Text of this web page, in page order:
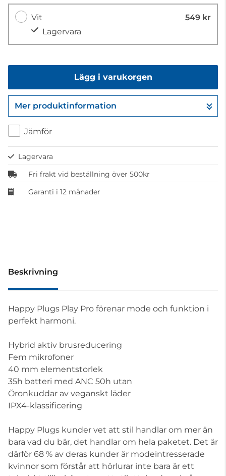
Vit
549 kr
Lagervara
Lägg i varukorgen
Gå till kassan
Mer produktinformation
Jämför
Lagervara
Fri frakt vid beställning över 500kr
Garanti i 12 månader
Beskrivning
Happy Plugs Play Pro förenar mode och funktion i
perfekt harmoni.
Hybrid aktiv brusreducering
Fem mikrofoner
40 mm elementstorlek
35h batteri med ANC 50h utan
Öronkuddar av veganskt läder
IPX4-klassificering
Happy Plugs kunder vet att stil handlar om mer än
bara vad du bär, det handlar om hela paketet. Det är
därför 68 % av deras kunder är modeintresserade
kvinnor som förstår att hörlurar inte bara är ett